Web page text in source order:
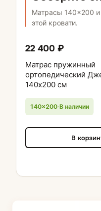
Матрасы 140×200
этой кровати.
22 400 ₽
Матрас пружинный
ортопедический
140х200 см
140×200·В наличии
В